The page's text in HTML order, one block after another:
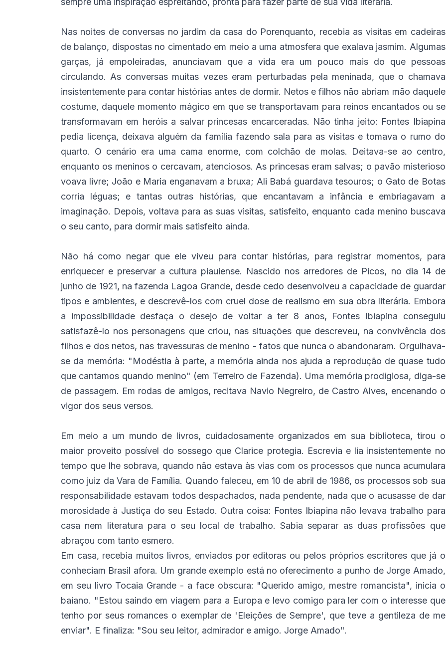
Nas noites de conversas no jardim da casa do Porenquanto, recebia as visitas em cadeiras
de balanço, dispostas no cimentado em meio a uma atmosfera que exalava jasmim. Algumas
garças, já empoleiradas, anunciavam que a vida era um pouco mais do que pessoas
circulando. As conversas muitas vezes eram perturbadas pela meninada, que o chamava
insistentemente para contar histórias antes de dormir. Netos e filhos não abriam mão daquele
costume, daquele momento mágico em que se transportavam para reinos encantados ou se
transformavam em heróis a salvar princesas encarceradas. Não tinha jeito: Fontes Ibiapina
pedia licença, deixava alguém da família fazendo sala para as visitas e tomava o rumo do
quarto. O cenário era uma cama enorme, com colchão de molas. Deitava-se ao centro,
enquanto os meninos o cercavam, atenciosos. As princesas eram salvas; o pavão misterioso
voava livre; João e Maria enganavam a bruxa; Ali Babá guardava tesouros; o Gato de Botas
corria léguas; e tantas outras histórias, que encantavam a infância e embriagavam a
imaginação. Depois, voltava para as suas visitas, satisfeito, enquanto cada menino buscava
o seu canto, para dormir mais satisfeito ainda.
Não há como negar que ele viveu para contar histórias, para registrar momentos, para
enriquecer e preservar a cultura piauiense. Nascido nos arredores de Picos, no dia 14 de
junho de 1921, na fazenda Lagoa Grande, desde cedo desenvolveu a capacidade de guardar
tipos e ambientes, e descrevê-los com cruel dose de realismo em sua obra literária. Embora
a impossibilidade desfaça o desejo de voltar a ter 8 anos, Fontes Ibiapina conseguiu
satisfazê-lo nos personagens que criou, nas situações que descreveu, na convivência dos
filhos e dos netos, nas travessuras de menino - fatos que nunca o abandonaram. Orgulhava-
se da memória: "Modéstia à parte, a memória ainda nos ajuda a reprodução de quase tudo
que cantamos quando menino" (em Terreiro de Fazenda). Uma memória prodigiosa, diga-se
de passagem. Em rodas de amigos, recitava Navio Negreiro, de Castro Alves, encenando o
vigor dos seus versos.
Em meio a um mundo de livros, cuidadosamente organizados em sua biblioteca, tirou o
maior proveito possível do sossego que Clarice protegia. Escrevia e lia insistentemente no
tempo que lhe sobrava, quando não estava às vias com os processos que nunca acumulara
como juiz da Vara de Família. Quando faleceu, em 10 de abril de 1986, os processos sob sua
responsabilidade estavam todos despachados, nada pendente, nada que o acusasse de dar
morosidade à Justiça do seu Estado. Outra coisa: Fontes Ibiapina não levava trabalho para
casa nem literatura para o seu local de trabalho. Sabia separar as duas profissões que
abraçou com tanto esmero.
Em casa, recebia muitos livros, enviados por editoras ou pelos próprios escritores que já o
conheciam Brasil afora. Um grande exemplo está no oferecimento a punho de Jorge Amado,
em seu livro Tocaia Grande - a face obscura: "Querido amigo, mestre romancista", inicia o
baiano. "Estou saindo em viagem para a Europa e levo comigo para ler com o interesse que
tenho por seus romances o exemplar de 'Eleições de Sempre', que teve a gentileza de me
enviar". E finaliza: "Sou seu leitor, admirador e amigo. Jorge Amado".